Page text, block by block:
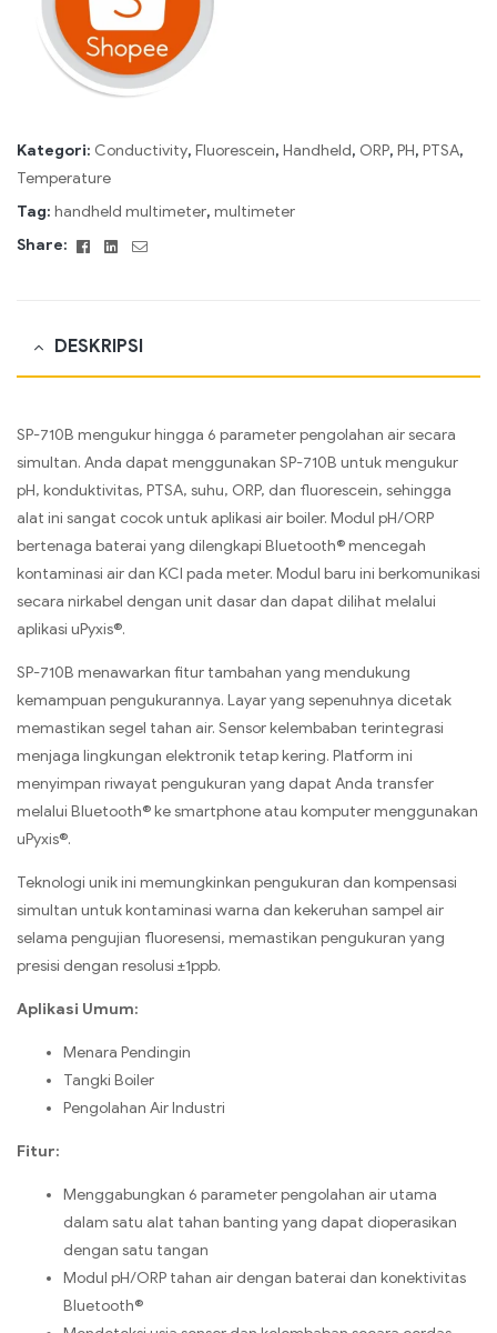
Kategori: Conductivity, Fluorescein, Handheld, ORP, PH, PTSA,
Temperature
Tag: handheld multimeter, multimeter
Share:
FacebookLinkedin
Email
DESKRIPSI
SP-710B mengukur hingga 6 parameter pengolahan air secara
simultan. Anda dapat menggunakan SP-710B untuk mengukur
pH, konduktivitas, PTSA, suhu, ORP, dan fluorescein, sehingga
alat ini sangat cocok untuk aplikasi air boiler. Modul pH/ORP
bertenaga baterai yang dilengkapi Bluetooth® mencegah
kontaminasi air dan KCI pada meter. Modul baru ini berkomunikasi
secara nirkabel dengan unit dasar dan dapat dilihat melalui
aplikasi uPyxis®.
SP-710B menawarkan fitur tambahan yang mendukung
kemampuan pengukurannya. Layar yang sepenuhnya dicetak
memastikan segel tahan air. Sensor kelembaban terintegrasi
menjaga lingkungan elektronik tetap kering. Platform ini
menyimpan riwayat pengukuran yang dapat Anda transfer
melalui Bluetooth® ke smartphone atau komputer menggunakan
uPyxis®.
Teknologi unik ini memungkinkan pengukuran dan kompensasi
simultan untuk kontaminasi warna dan kekeruhan sampel air
selama pengujian fluoresensi, memastikan pengukuran yang
presisi dengan resolusi ±1ppb.
Aplikasi Umum:
Menara Pendingin
Tangki Boiler
Pengolahan Air Industri
Fitur:
Menggabungkan 6 parameter pengolahan air utama
dalam satu alat tahan banting yang dapat dioperasikan
dengan satu tangan
Modul pH/ORP tahan air dengan baterai dan konektivitas
Bluetooth®